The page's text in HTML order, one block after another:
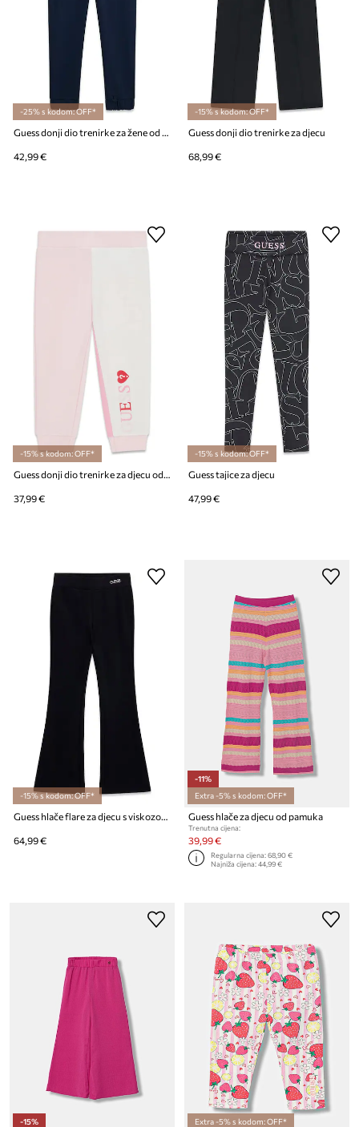
-25% s kodom: OFF*
42,99 €
-15% s kodom: OFF*
Guess donji dio trenirke za djecu
68,99 €
-15% s kodom: OFF*
Guess donji dio trenirke za djecu od pamuka
37,99 €
-15% s kodom: OFF*
Guess tajice za djecu
47,99 €
-15% s kodom: OFF*
Guess hlače flare za djecu s viskozom
64,99 €
-11%
Extra -5% s kodom: OFF*
Guess hlače za djecu od pamuka
Trenutna cijena:
39,99 €
Regularna cijena:68,90 €
Najniža cijena:44,99 €
-15%
Extra -5% s kodom: OFF*